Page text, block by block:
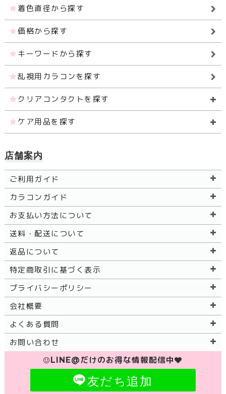
着色直径から探す
価格から探す
キーワードから探す
乱視用カラコンを探す
クリアコンタクトを探す
ケア用品を探す
店舗案内
ご利用ガイド
カラコンガイド
お支払い方法について
送料・配送について
返品について
特定商取引に基づく表示
プライバシーポリシー
会社概要
よくある質問
お問い合わせ
LINE@だけのお得な情報配信中
友だち追加